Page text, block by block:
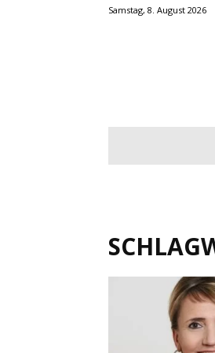
Samstag, 8. August 2026